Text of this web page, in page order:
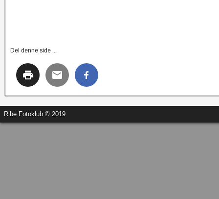
Del denne side ...
Ribe Fotoklub © 2019